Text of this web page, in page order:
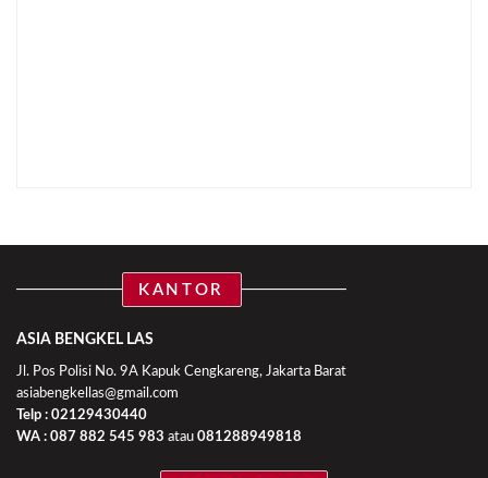
KANTOR
ASIA BENGKEL LAS
Jl. Pos Polisi No. 9A Kapuk Cengkareng, Jakarta Barat
asiabengkellas@gmail.com
Telp : 02129430440
WA : 087 882 545 983 atau 081288949818